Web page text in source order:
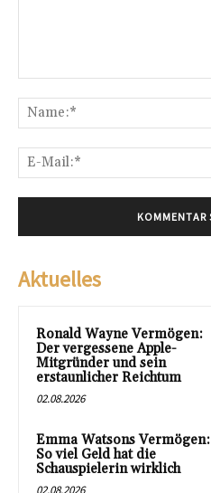
Aktuelles
Ronald Wayne Vermögen:
Der vergessene Apple-
Mitgründer und sein
erstaunlicher Reichtum
02.08.2026
Emma Watsons Vermögen:
So viel Geld hat die
Schauspielerin wirklich
02.08.2026